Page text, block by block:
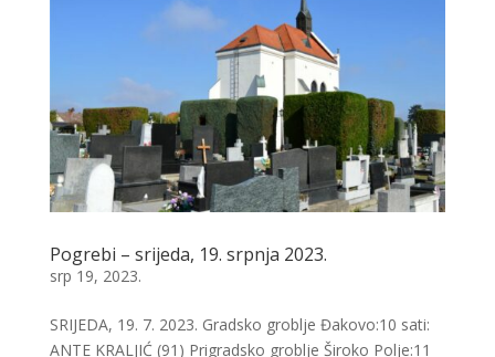
Pogrebi – srijeda, 19. srpnja 2023.
srp 19, 2023.
SRIJEDA, 19. 7. 2023. Gradsko groblje Đakovo:10 sati:
ANTE KRALJIĆ (91) Prigradsko groblje Široko Polje:11